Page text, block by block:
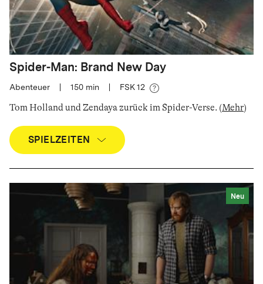
Spider-Man: Brand New Day
Abenteuer 150 min FSK 12
Tom Holland und Zendaya zurück im Spider-Verse. (Mehr)
SPIELZEITEN
Neu